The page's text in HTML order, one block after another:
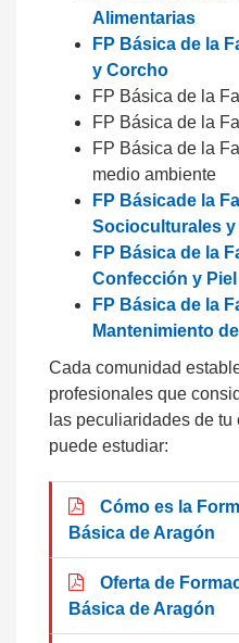
Alimentarias
FP Básica de la
y Corcho
FP Básica de la
FP Básica de la
FP Básica de la
medio ambiente
FP Básicade la
Socioculturales y
FP Básica de la
Confección y Piel
FP Básica de la
Mantenimiento
Cada comunidad
profesionales que
las peculiaridades de
puede estudiar:
Cómo es la
Básica de Aragón
Oferta de
Básica de Aragón